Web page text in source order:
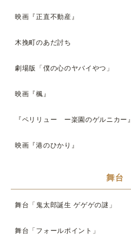
映画『正直不動産』
木挽町のあだ討ち
劇場版「僕の心のヤバイやつ」
映画『楓』
『ペリリュー ー楽園のゲルニカー』
映画『港のひかり』
舞台
舞台「鬼太郎誕生 ゲゲゲの謎」
舞台「フォールポイント」